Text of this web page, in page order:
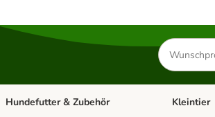
Produkte
suchen
Kategorie-Menü öffnen: Katzenfutter & Zubehör
Hundefutter & Zubehör Kleintier